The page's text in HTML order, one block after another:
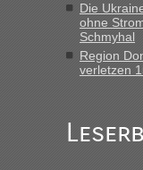
Die
ohne
Schmyhal
Region
verletzen